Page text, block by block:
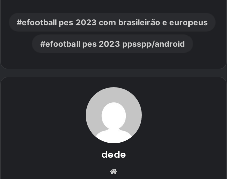
efootball pes 2023 com brasileirão e europeus
efootball pes 2023 ppsspp/android
dede
Website